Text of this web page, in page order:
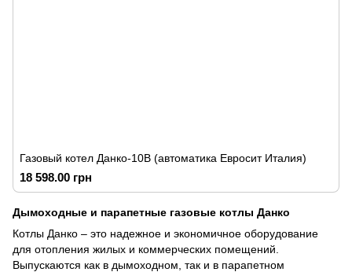
Газовый котел Данко-10В (автоматика Евросит Италия)
18 598.00 грн
Дымоходные и парапетные газовые котлы Данко
Котлы Данко – это надежное и экономичное оборудование
для отопления жилых и коммерческих помещений.
Выпускаются как в дымоходном, так и в парапетном